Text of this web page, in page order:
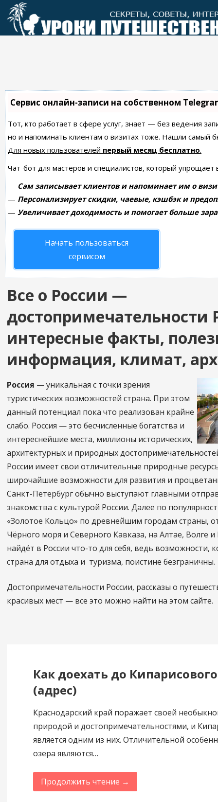
Перейти
контенту
Сервис онлайн-записи на собственном
Тот, кто работает в сфере услуг, знает — без ведения
но и напоминать клиентам о визитах тоже. Нашли самый
Для новых пользователей первый месяц бесплатно.
Чат-бот для мастеров и специалистов, который упрощает
— Сам записывает клиентов и напоминает им о
— Персонализирует скидки, чаевые, кэшбэк и
— Увеличивает доходимость и помогает больше
Начать пользоваться
сервисом
Все о России —
достопримечательности
интересные факты,
информация, климат,
Россия — уникальная с точки зрения
туристических возможностей страна. При этом
данный потенциал пока что реализован крайне
слабо. Россия — это бесчисленные богатства и
интереснейшие места, миллионы исторических,
архитектурных и природных
России имеет свои отличительные природные
широчайшие возможности для развития и
Санкт-Петербург обычно выступают главными
знакомства с культурой России. Далее по
«Золотое Кольцо» по древнейшим городам страны,
Чёрного моря и Северного Кавказа, на Алтае, Волге
найдёт в России что-то для себя, ведь возможности,
страна для отдыха и туризма, поистине безграничны.
Достопримечательности России, рассказы о
красивых мест — все это можно найти на этом сайте.
Как доехать до
(адрес)
Краснодарский край поражает своей
природой и достопримечательностями, и
является одним из них. Отличительной
озера являются…
Продолжить чтение →